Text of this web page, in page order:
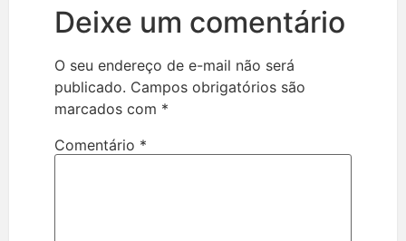
Deixe um comentário
O seu endereço de e-mail não será
publicado. Campos obrigatórios são
marcados com *
Comentário *